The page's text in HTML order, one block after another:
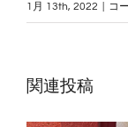
1月 13th, 2022 コ
関連投稿